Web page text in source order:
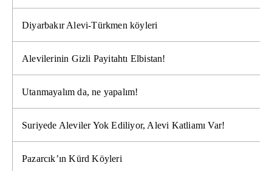
Diyarbakır Alevi-Türkmen köyleri
Alevilerinin Gizli Payitahtı Elbistan!
Utanmayalım da, ne yapalım!
Suriyede Aleviler Yok Ediliyor, Alevi Katliamı Var!
Pazarcık’ın Kürd Köyleri